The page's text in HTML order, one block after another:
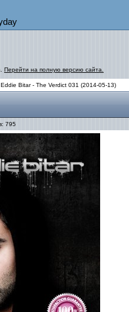
Перейти на полную версию сайта.
Bitar - The Verdict 031 (2014-05-13)
795